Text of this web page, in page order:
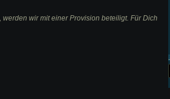
wir mit einer Provision beteiligt. Für Dich